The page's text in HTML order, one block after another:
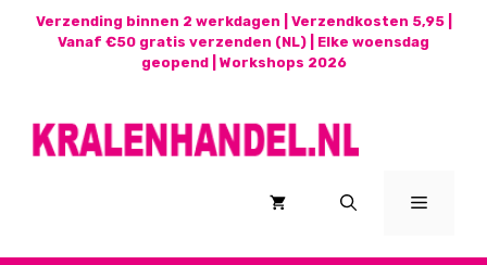
Verzending binnen 2 werkdagen | Verzendkosten 5,95 |
Vanaf €50 gratis verzenden (NL) | Elke woensdag
geopend | Workshops 2026
Menu